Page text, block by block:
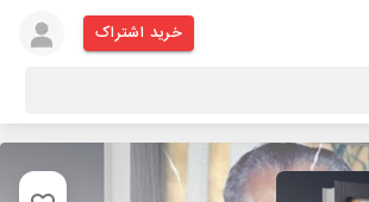
خرید اشتراک